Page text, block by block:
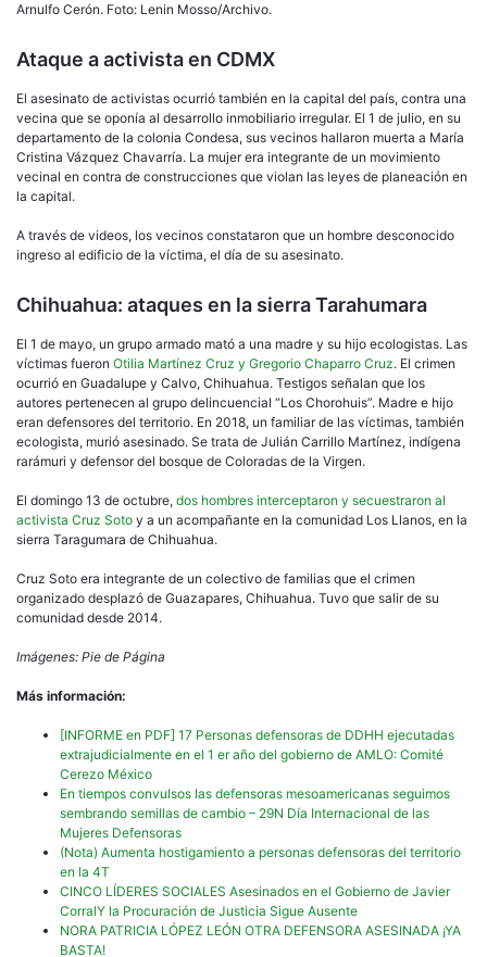
Arnulfo Cerón. Foto: Lenin Mosso/Archivo.
Ataque a activista en CDMX
El asesinato de activistas ocurrió también en la capital del país, contra una
vecina que se oponía al desarrollo inmobiliario irregular. El 1 de julio, en su
departamento de la colonia Condesa, sus vecinos hallaron muerta a María
Cristina Vázquez Chavarría. La mujer era integrante de un movimiento
vecinal en contra de construcciones que violan las leyes de planeación en
la capital.
A través de videos, los vecinos constataron que un hombre desconocido
ingreso al edificio de la víctima, el día de su asesinato.
Chihuahua: ataques en la sierra Tarahumara
El 1 de mayo, un grupo armado mató a una madre y su hijo ecologistas. Las
víctimas fueron Otilia Martínez Cruz y Gregorio Chaparro Cruz. El crimen
ocurrió en Guadalupe y Calvo, Chihuahua. Testigos señalan que los
autores pertenecen al grupo delincuencial “Los Chorohuis”. Madre e hijo
eran defensores del territorio. En 2018, un familiar de las víctimas, también
ecologista, murió asesinado. Se trata de Julián Carrillo Martínez, indígena
rarámuri y defensor del bosque de Coloradas de la Virgen.
El domingo 13 de octubre, dos hombres interceptaron y secuestraron al
activista Cruz Soto y a un acompañante en la comunidad Los Llanos, en la
sierra Taragumara de Chihuahua.
Cruz Soto era integrante de un colectivo de familias que el crimen
organizado desplazó de Guazapares, Chihuahua. Tuvo que salir de su
comunidad desde 2014.
Imágenes: Pie de Página
Más información:
[INFORME en PDF] 17 Personas defensoras de DDHH ejecutadas
extrajudicialmente en el 1 er año del gobierno de AMLO: Comité
Cerezo México
En tiempos convulsos las defensoras mesoamericanas seguimos
sembrando semillas de cambio – 29N Día Internacional de las
Mujeres Defensoras
(Nota) Aumenta hostigamiento a personas defensoras del territorio
en la 4T
CINCO LÍDERES SOCIALES Asesinados en el Gobierno de Javier
CorralY la Procuración de Justicia Sigue Ausente
NORA PATRICIA LÓPEZ LEÓN OTRA DEFENSORA ASESINADA ¡YA
BASTA!